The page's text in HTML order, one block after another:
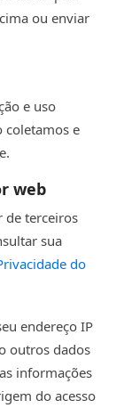
ou enviar
e uso
coletamos e
web
de terceiros
sua
do
endereço IP
outros dados
informações
do acesso